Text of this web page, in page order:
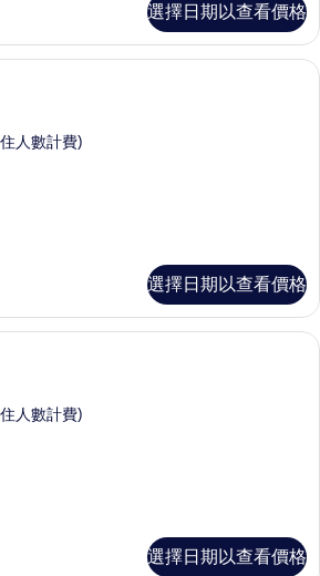
選擇日期以查看價格
經典雙人房 | 迷你吧、書桌、隔音、
人數計費)
選擇日期以查看價格
家庭四人房 | 迷你吧、書桌、隔音、
人數計費)
選擇日期以查看價格